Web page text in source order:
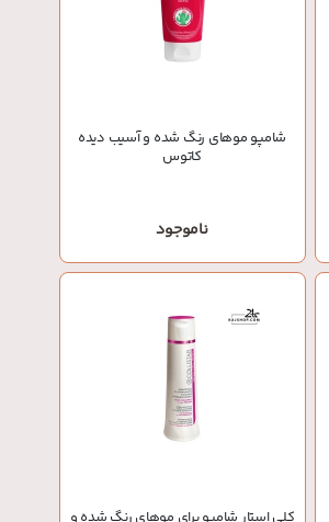
شامپو موهای رنگ شده و آسیب دیده
کاتوس
ناموجود
کلی استار شامپو برای موهای رنگ شده و